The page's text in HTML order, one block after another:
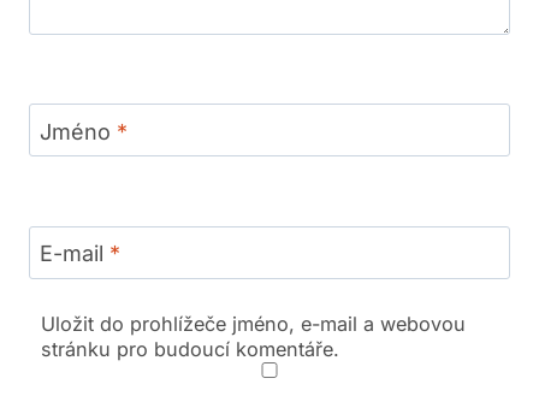
Jméno *
E-mail *
Uložit do prohlížeče jméno, e-mail a webovou
stránku pro budoucí komentáře.